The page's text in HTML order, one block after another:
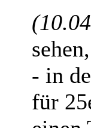
- in
für